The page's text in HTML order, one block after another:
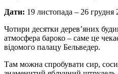
Дати: 19 листопада – 26 грудня
Чотири десятки дерев’яних
атмосфера бароко – саме це
відомого палацу Бельведер.
Там можна спробувати сир,